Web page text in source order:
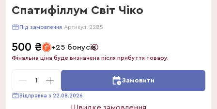
Спатифіллум Світ Чіко
Під замовлення Артикул: 2285
500 ₴ +25 бонусів
Фінальна ціна буде визначена після прибуття товару.
1 Замовити
Відправка з 22.08.2026